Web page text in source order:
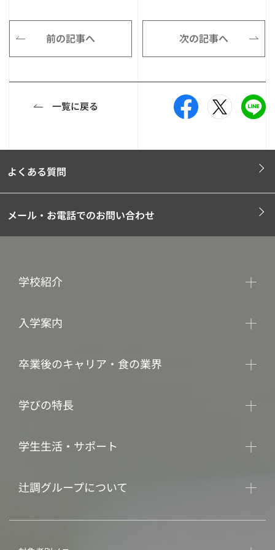
前の記事へ 次の記事へ
一覧に戻る
よくある質問
メール・お電話でのお問い合わせ
学校紹介
入学案内
卒業後のキャリア・食の業界
学びの特長
学生生活・サポート
辻調グループについて